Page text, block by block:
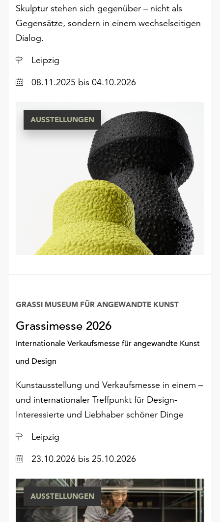
Skulptur stehen sich gegenüber – nicht als
Gegensätze, sondern in einem wechselseitigen
Dialog.
Ort
Leipzig
Datum08.11.2025 bis 04.10.2026
AUSSTELLUNGEN
Grassimesse 2026
Internationale Verkaufsmesse für angewandte Kunst
und Design
GRASSI MUSEUM FÜR ANGEWANDTE KUNST
Kunstausstellung und Verkaufsmesse in einem –
und internationaler Treffpunkt für Design-
Interessierte und Liebhaber schöner Dinge
Ort
Leipzig
Datum23.10.2026 bis 25.10.2026
AUSSTELLUNGEN